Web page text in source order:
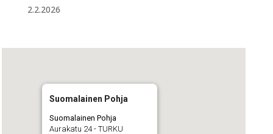
2.2.2026
Suomalainen Pohja
Suomalainen Pohja
Aurakatu 24 - TURKU